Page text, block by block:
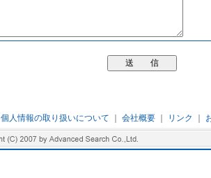
個人情報の取り扱いについて 会社概要 リンク